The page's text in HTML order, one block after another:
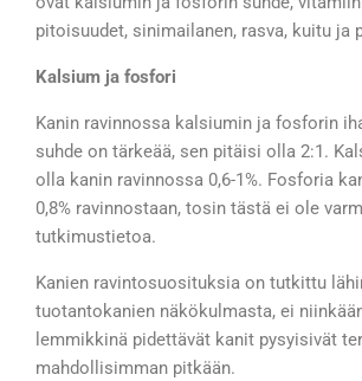
pitoisuudet, sinimailanen, rasva, kuitu ja
Kalsium ja fosfori
Kanin ravinnossa kalsiumin ja fosforin
suhde on tärkeää, sen pitäisi olla 2:1.
olla kanin ravinnossa 0,6-1%. Fosforia
0,8% ravinnostaan, tosin tästä ei ole
tutkimustietoa.
Kanien ravintosuosituksia on tutkittu
tuotantokanien näkökulmasta, ei
lemmikkinä pidettävät kanit pysyisivät
mahdollisimman pitkään.